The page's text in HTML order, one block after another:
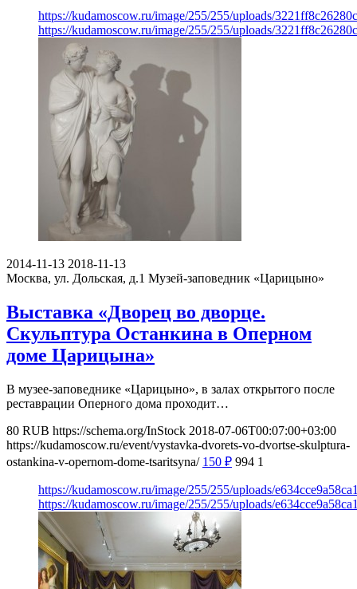
https://kudamoscow.ru/image/255/255/uploads/
https://kudamoscow.ru/image/255/255/uploads/
2014-11-13 2018-11-13
Москва, ул. Дольская, д.1 Музей-заповедник «Царицыно»
Выставка «Дворец во дворце.
Скульптура Останкина в Оперном
доме Царицына»
В музее-заповеднике «Царицыно», в залах открытого после
реставрации Оперного дома проходит…
80 RUB https://schema.org/InStock 2018-07-06T00:07:00+03:00
https://kudamoscow.ru/event/vystavka-dvorets-vo-dvortse-skulptura-
ostankina-v-opernom-dome-tsaritsyna/ 150 ₽ 994 1
https://kudamoscow.ru/image/255/255/uploads/
https://kudamoscow.ru/image/255/255/uploads/